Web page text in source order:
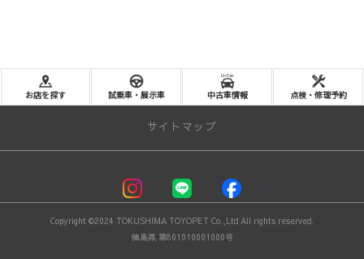
お店を探す 試乗車・展示車 中古車情報 点検・修理予約
サイトマップ
Copyright ©2024 TOKUSHIMA TOYOPET Co.,Ltd All rights reserved.
徳島県 第801010001000号